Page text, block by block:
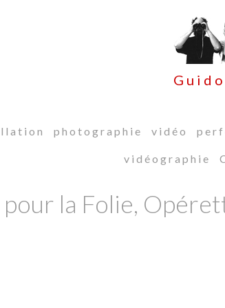
G u i d
l a t i o n p h o t o g r a p h i e v i d é o p e r f
v i d é o g r a p h i e
la Folie,